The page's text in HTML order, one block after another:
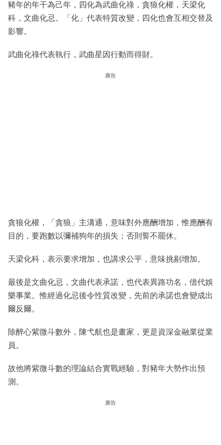
豬年的年干為己年，四化為武曲化祿，貪狼化權，天梁化
科，文曲化忌。「化」代表特質改變，四化也會互相交替及
影響。
武曲化祿代表執行，武曲星因行動而得財。
廣告
貪狼化權，「貪狼」主溝通，意味對外應酬增加，惟應酬有
目的，要跑數以彌補狗年的損失；否則誓不罷休。
天梁化科，表示要求增加，也講求公平，意味挑剔增加。
最後是文曲化忌，文曲代表承諾，也代表異路功名，借代娛
樂事業。惟經過化忌後令性質改變，先前的承諾也會變成出
爾反爾。
除醉心紫微斗數外，陳弋航也是畫家，更是資深金融業從業
員。
故他將紫微斗數的理論結合實戰經驗，對豬年大勢作出預
測。
廣告